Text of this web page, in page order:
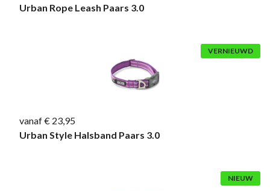
Urban Rope Leash Paars 3.0
VERNIEUWD
vanaf € 23,95
Urban Style Halsband Paars 3.0
NIEUW